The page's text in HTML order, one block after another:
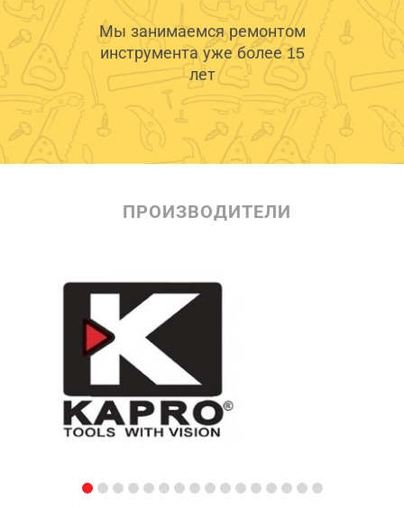
Мы занимаемся ремонтом
инструмента уже более 15
лет
ПРОИЗВОДИТЕЛИ